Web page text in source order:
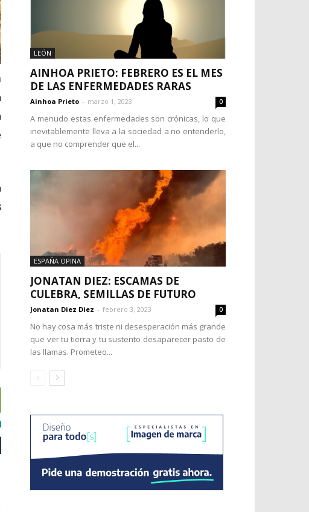
LEÓN
AINHOA PRIETO: FEBRERO ES EL MES
DE LAS ENFERMEDADES RARAS
Ainhoa Prieto - marzo 1, 2023 0
A menudo estas enfermedades son crónicas, lo que
inevitablemente lleva a la sociedad a no entenderlo,
a que no comprender que el...
ESPAÑA OPINA
JONATAN DIEZ: ESCAMAS DE
CULEBRA, SEMILLAS DE FUTURO
Jonatan Diez Diez - febrero 3, 2023 0
No hay cosa más triste ni desesperación más grande
que ver tu tierra y tu sustento desaparecer pasto de
las llamas. Prometeo...